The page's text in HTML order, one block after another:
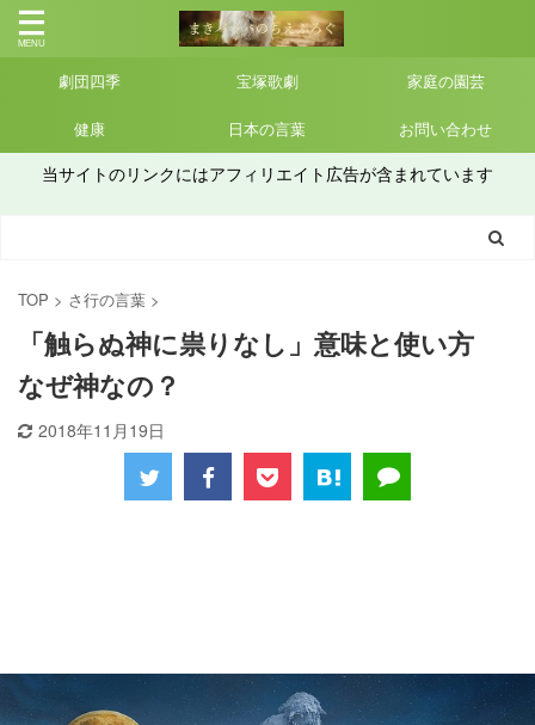
劇団四季 宝塚歌劇 家庭の園芸
健康 日本の言葉 お問い合わせ
当サイトのリンクにはアフィリエイト広告が含まれています
TOP > さ行の言葉 >
「触らぬ神に祟りなし」意味と使い方
なぜ神なの？
2018年11月19日